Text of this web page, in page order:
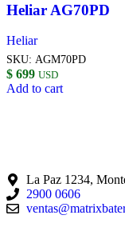
Heliar AG70PD
Heliar
SKU: AGM70PD
$ 699 USD
Add to cart
La Paz 1234,
2900 0606